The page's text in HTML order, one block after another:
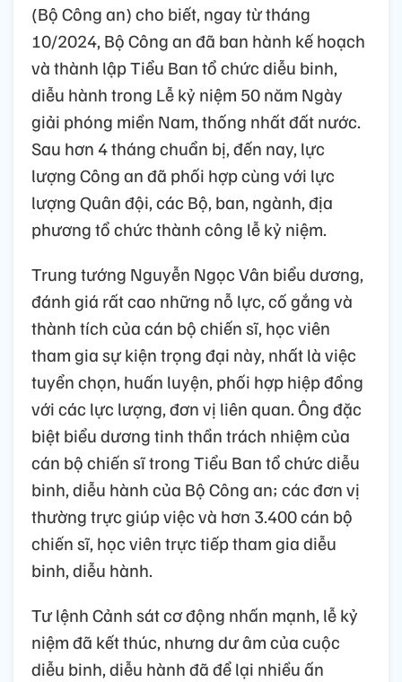
(Bộ Công an) cho biết, ngay từ tháng
10/2024, Bộ Công an đã ban hành kế hoạch
và thành lập Tiểu Ban tổ chức diễu binh,
diễu hành trong Lễ kỷ niệm 50 năm Ngày
giải phóng miền Nam, thống nhất đất nước.
Sau hơn 4 tháng chuẩn bị, đến nay, lực
lượng Công an đã phối hợp cùng với lực
lượng Quân đội, các Bộ, ban, ngành, địa
phương tổ chức thành công lễ kỷ niệm.
Trung tướng Nguyễn Ngọc Vân biểu dương,
đánh giá rất cao những nỗ lực, cố gắng và
thành tích của cán bộ chiến sĩ, học viên
tham gia sự kiện trọng đại này, nhất là việc
tuyển chọn, huấn luyện, phối hợp hiệp đồng
với các lực lượng, đơn vị liên quan. Ông đặc
biệt biểu dương tinh thần trách nhiệm của
cán bộ chiến sĩ trong Tiểu Ban tổ chức diễu
binh, diễu hành của Bộ Công an; các đơn vị
thường trực giúp việc và hơn 3.400 cán bộ
chiến sĩ, học viên trực tiếp tham gia diễu
binh, diễu hành.
Tư lệnh Cảnh sát cơ động nhấn mạnh, lễ kỷ
niệm đã kết thúc, nhưng dư âm của cuộc
diễu binh, diễu hành đã để lại nhiều ấn